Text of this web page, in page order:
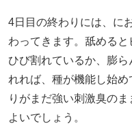
4日目の終わりには、に
わってきます。舐める
ひび割れているか、膨
れれば、種が機能し始
りがまだ強い刺激臭の
よいでしょう。